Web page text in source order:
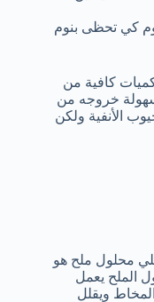
كي تحظى بنوم
كافية من
خروجه من
الأنفية ولكن
محلول ملح هو
الملح يعمل
ويقلل